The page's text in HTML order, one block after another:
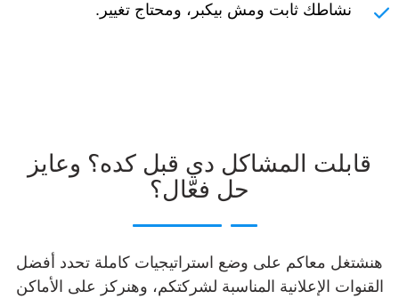
نشاطك ثابت ومش بيكبر، ومحتاج تغيير.
قابلت المشاكل دي قبل كده؟ وعايز
حل فعّال؟
هنشتغل معاكم على وضع استراتيجيات كاملة تحدد أفضل
القنوات الإعلانية المناسبة لشركتكم، وهنركز على الأماكن